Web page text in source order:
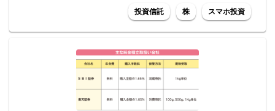
投資信託 株 スマホ投資